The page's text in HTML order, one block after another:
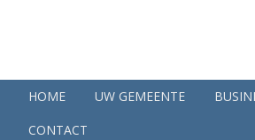
HOME UW GEMEENTE
CONTACT